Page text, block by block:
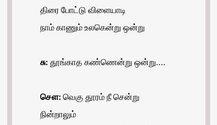
திரை போட்டு விளையாடி
நாம் காணும் உலகென்று ஒன்று
சு: தூங்காத கண்ணென்று ஒன்று....
சௌ: வெகு தூரம் நீ சென்று
நின்றாலும்